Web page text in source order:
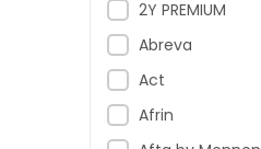
2Y PREMIUM
Abreva
Act
Afrin